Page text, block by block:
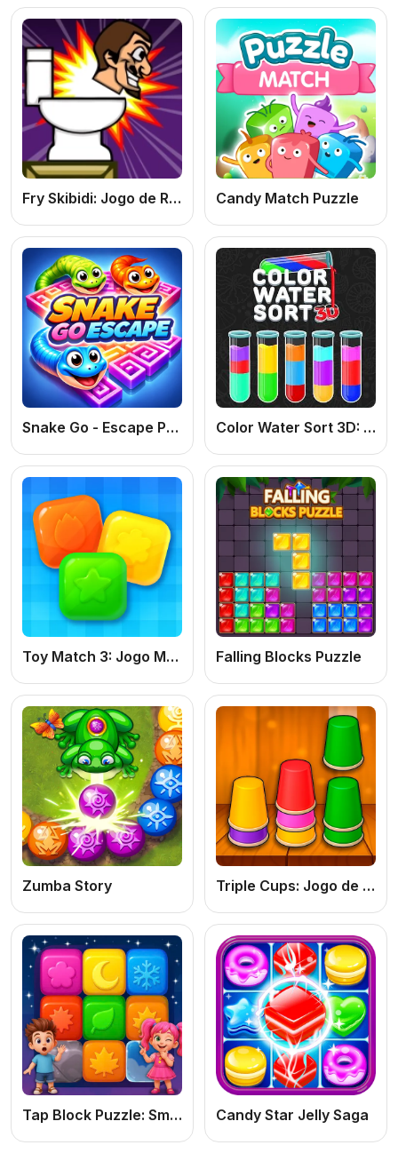
Fry Skibidi: Jogo de Reflexos Rápidos Online Grátis e Divertido Candy Match Puzzle
Snake Go - Escape Puzzle: Jogo de Puzzle Online Grátis com Labirintos e Desafios de Cobra Color Water Sort 3D: Jogo de Puzzle de Cores, Lógica e Estratégia Online Grátis
Toy Match 3: Jogo Match 3 Online Grátis com Níveis e Desafios Divertidos Falling Blocks Puzzle
Zumba Story Triple Cups: Jogo de Puzzle Online Grátis de Cores, Lógica e Combinação
Tap Block Puzzle: Smash Game Candy Star Jelly Saga